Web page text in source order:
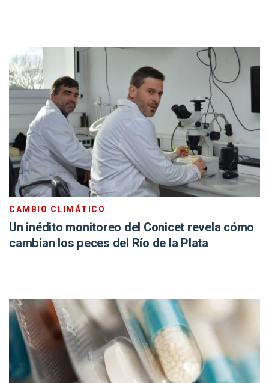
CAMBIO CLIMÁTICO
Un inédito monitoreo del Conicet revela cómo
cambian los peces del Río de la Plata